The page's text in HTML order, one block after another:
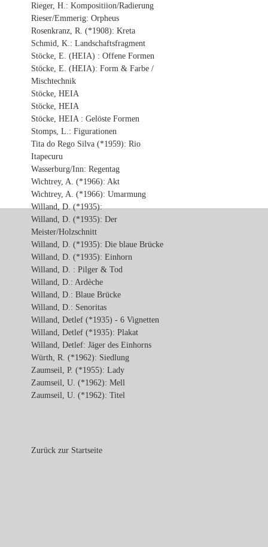
Rieger, H.: Kompositiion/Radierung
Rieser/Emmerig: Orpheus
Rosenkranz, R. (*1908): Kreta
Schmid, K.: Landschaftsfragment
Stöcke, E. (HEIA) : Offene Formen
Stöcke, E. (HEIA): Form & Farbe /
Mischtechnik
Stöcke, HEIA
Stöcke, HEIA
Stöcke, HEIA : Gelöste Formen
Stomps, L.: Figurationen
Tita do Rego Silva (*1959): Rio
Itapecuru
Wasserburg/Inn: Regentag
Wichtrey, A. (*1966): Akt
Wichtrey, A. (*1966): Umarmung
Willand, D. (*1935):
Willand, D. (*1935): Der
Meister/Holzschnitt
Willand, D. (*1935): Die blaue Brücke
Willand, D. (*1935): Einhorn
Willand, D. : Pilger & Tod
Willand, D.: Ardèche
Willand, D.: Blaue Brücke
Willand, D.: Senoritas
Willand, Detlef (*1935) - 6 Vignetten
Willand, Detlef (*1935): Plakat
Willand, Detlef: Jäger des Einhorns
Würth, R. (*1962): Siedlung
Zaumseil, P. (*1955): Lady
Zaumseil, U. (*1962): Mell
Zaumseil, U. (*1962): Titel
Zurück zur Startseite